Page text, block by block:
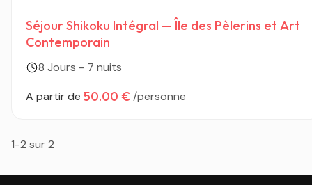
Séjour Shikoku Intégral — Île des Pèlerins et Art
Contemporain
8 Jours - 7 nuits
A partir de 50.00 € /personne
1-2 sur 2